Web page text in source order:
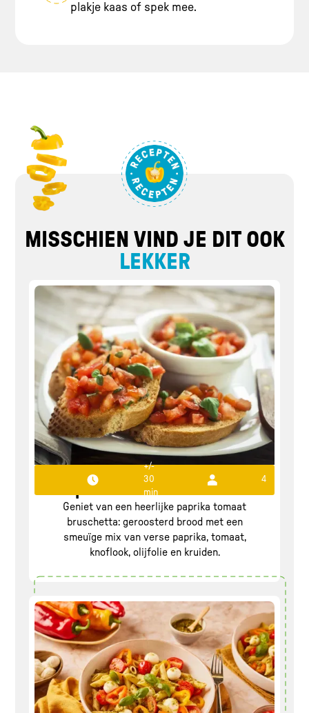
plakje kaas of spek mee.
MISSCHIEN VIND JE DIT OOK
LEKKER
+/-
30
min
4
Paprika tomaat bruschetta
Geniet van een heerlijke paprika tomaat
bruschetta: geroosterd brood met een
smeuïge mix van verse paprika, tomaat,
knoflook, olijfolie en kruiden.